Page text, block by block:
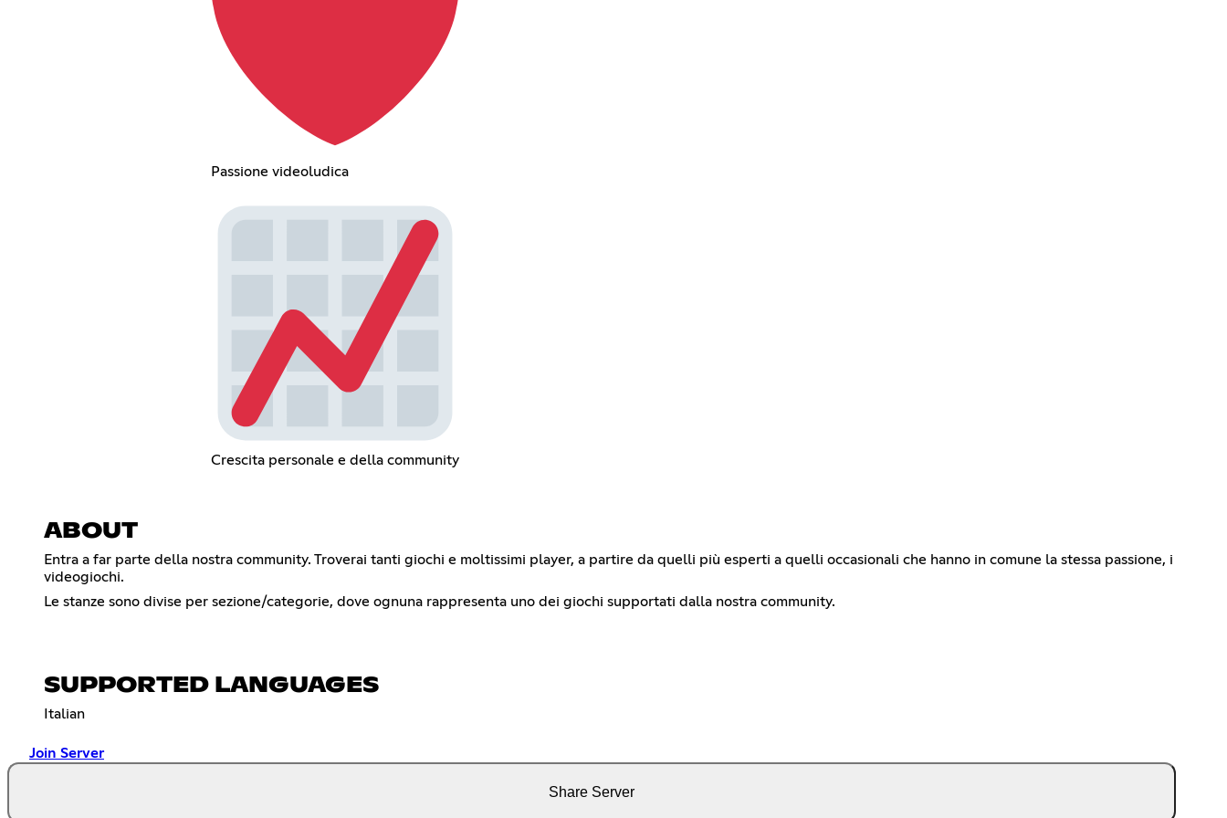
Passione videoludica
Crescita personale e della community
ABOUT
Entra a far parte della nostra community. Troverai tanti giochi e moltissimi player, a partire da quelli più esperti a quelli occasionali che hanno in comune la stessa passione, i
videogiochi.
Le stanze sono divise per sezione/categorie, dove ognuna rappresenta uno dei giochi supportati dalla nostra community.
SUPPORTED LANGUAGES
Italian
Join Server
Share Server